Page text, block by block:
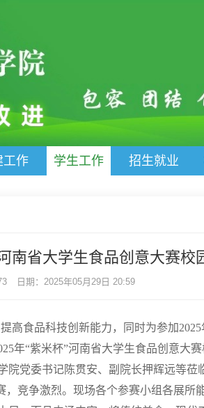
工作 学生工作 招生就业
南省大学生食品创意大赛校
日期：2025年05月29日 20:59
高食品科技创新能力，同时为参加
年“紫米杯”河南省大学生食品创意大
党委书记陈贯安、副院长押辉远等莅
竞争激烈。现场各个参赛小组各展所